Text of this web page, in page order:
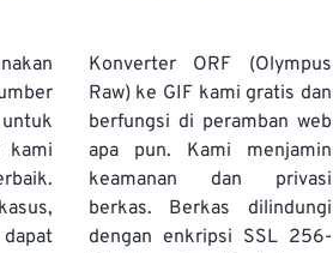
kami
Konverter ORF (Olympus
Raw) ke GIF kami gratis dan
berfungsi di peramban web
apa pun. Kami menjamin
keamanan dan privasi
berkas. Berkas dilindungi
dengan enkripsi SSL 256-